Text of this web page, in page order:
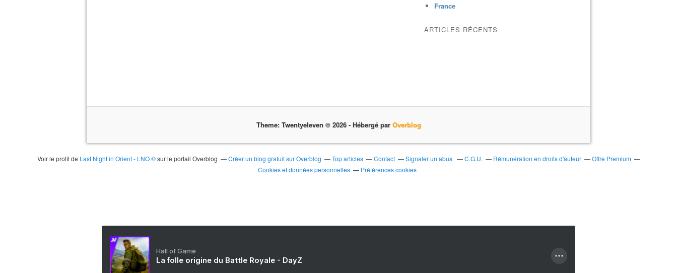
France
ARTICLES RÉCENTS
Theme: Twentyeleven © 2026 - Hébergé par Overblog
Voir le profil de Last Night in Orient - LNO ©sur le portail Overblog Créer un blog gratuit sur Overblog Top articles Contact Signaler un abus C.G.U. Rémunération en droits d'auteur
Offre Premium
Cookies et données personnelles
Préférences cookies
Hall of Game
La folle origine du Battle Royale - DayZ